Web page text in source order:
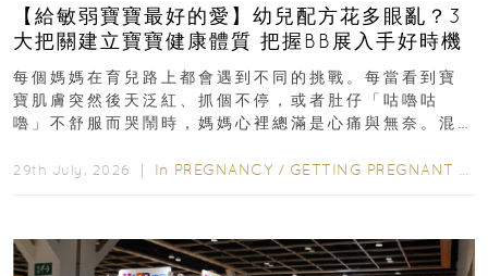
【給敏弱寶寶最好的愛】幼兒配方花多眼亂？3
大把關建立寶寶健康體質 把握BB展入手好時機
每個媽媽在育兒路上都會遇到不同的挑戰。每當看到寶
寶肌膚突然後天泛紅、抓個不停，或者肚仔「咕嚕咕
嚕」不舒服而哭鬧時，媽媽心裡總滿是心痛與無奈。混
29th July, 2026 ｜ In PREGNANCY / GETTING PREGNANT